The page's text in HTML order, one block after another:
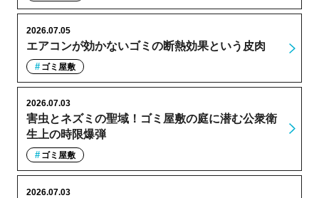
エアコンが効かないゴミの断熱効果という皮肉
2026.07.05
ゴミ屋敷
害虫とネズミの聖域！ゴミ屋敷の庭に潜む公衆衛
生上の時限爆弾
2026.07.03
ゴミ屋敷
2026.07.03